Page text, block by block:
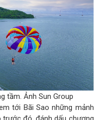
tầm. Ảnh Sun Group
tới Bãi Sao những mảnh